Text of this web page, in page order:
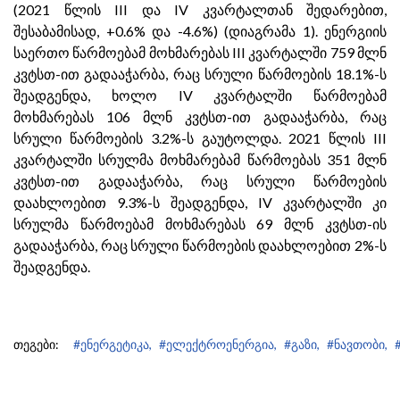
(2021 წლის III და IV კვარტალთან შედარებით,
შესაბამისად, +0.6% და -4.6%) (დიაგრამა 1). ენერგიის
საერთო წარმოებამ მოხმარებას III კვარტალში 759 მლნ
კვტსთ-ით გადააჭარბა, რაც სრული წარმოების 18.1%-ს
შეადგენდა, ხოლო IV კვარტალში წარმოებამ
მოხმარებას 106 მლნ კვტსთ-ით გადააჭარბა, რაც
სრული წარმოების 3.2%-ს გაუტოლდა. 2021 წლის III
კვარტალში სრულმა მოხმარებამ წარმოებას 351 მლნ
კვტსთ-ით გადააჭარბა, რაც სრული წარმოების
დაახლოებით 9.3%-ს შეადგენდა, IV კვარტალში კი
სრულმა წარმოებამ მოხმარებას 69 მლნ კვტსთ-ის
გადააჭარბა, რაც სრული წარმოების დაახლოებით 2%-ს
შეადგენდა.
თეგები: #ენერგეტიკა, #ელექტროენერგია, #გაზი, #ნავთობი,